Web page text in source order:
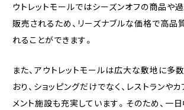
ウトレットモールではシーズンオフの商品や
販売されるため、リーズナブルな価格で高品
れることができます。
また、アウトレットモールは広大な敷地に多
おり、ショッピングだけでなく、レストランやカ
メント施設も充実しています。そのため、一